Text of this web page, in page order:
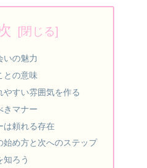
いの魅力
との意味
やすい雰囲気を作る
きマナー
は頼れる存在
始め方と次へのステップ
知ろう